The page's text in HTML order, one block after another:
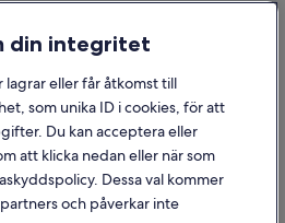
oss
innehåll
din integritet
lagrar eller får åtkomst till
som unika ID i cookies, för att
Du kan acceptera eller
att klicka nedan eller när som
Dessa val kommer
och påverkar inte